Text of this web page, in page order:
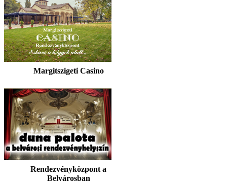
Margitszigeti Casino
Rendezvényközpont a
Belvárosban